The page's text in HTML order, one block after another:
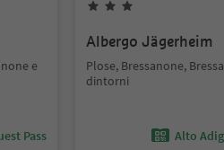
e
Pass
Albergo Jägerheim
Plose, Bressanone,
dintorni
Alto